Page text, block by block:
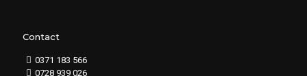
Contact
0371 183 566
0728 939 026